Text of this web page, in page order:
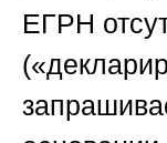
ЕГРН